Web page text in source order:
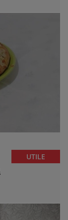
UTILE